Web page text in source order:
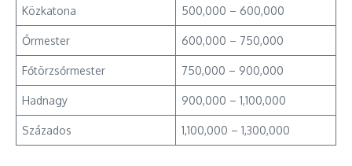
Közkatona 500,000 – 600,000
Őrmester 600,000 – 750,000
Főtörzsőrmester 750,000 – 900,000
Hadnagy 900,000 – 1,100,000
Százados 1,100,000 – 1,300,000